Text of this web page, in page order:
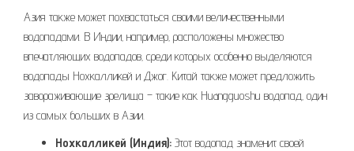
Азия также может похвастаться своими величественными
водопадами. В Индии‚ например‚ расположены множество
впечатляющих водопадов‚ среди которых особенно выделяются
водопады Нохкалликей и Джог. Китай также может предложить
завораживающие зрелища – такие как Huangguoshu водопад‚ один
из самых больших в Азии.
Нохкалликей (Индия): Этот водопад знаменит своей